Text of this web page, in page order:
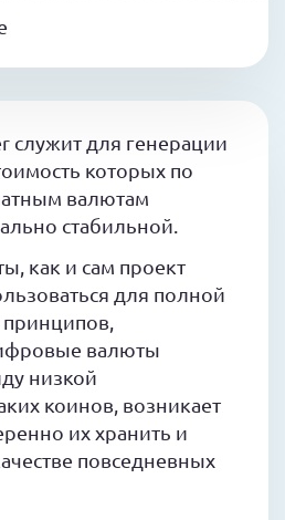
служит для генерации
которых по
валютам
стабильной.
как и сам проект
для полной
валюты
низкой
коинов, возникает
их хранить и
повседневных